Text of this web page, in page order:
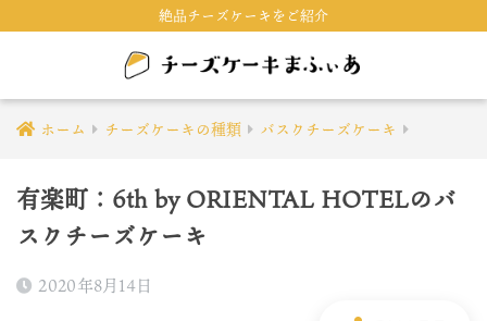
絶品チーズケーキをご紹介
ホーム チーズケーキの種類 バスクチーズケーキ
有楽町：6th by ORIENTAL HOTELのバ
スクチーズケーキ
2020年8月14日